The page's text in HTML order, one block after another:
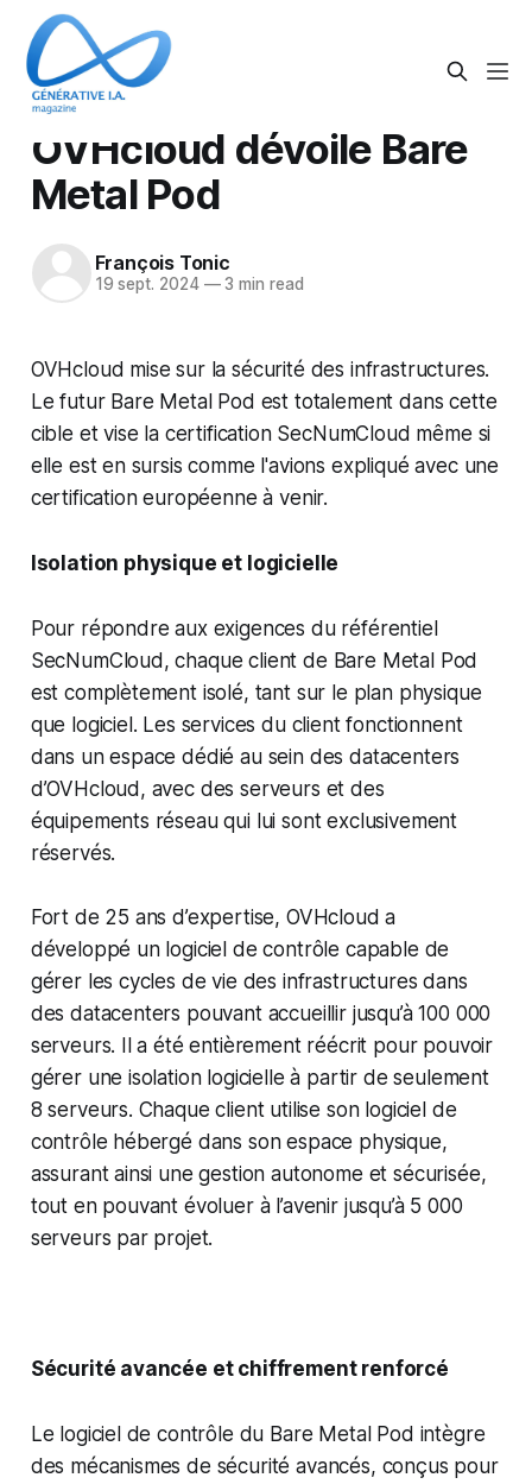
OVHcloud dévoile Bare
Metal Pod
François Tonic
19 sept. 2024 —3 min read
OVHcloud mise sur la sécurité des infrastructures.
Le futur Bare Metal Pod est totalement dans cette
cible et vise la certification SecNumCloud même si
elle est en sursis comme l'avions expliqué avec une
certification européenne à venir.
Isolation physique et logicielle
Pour répondre aux exigences du référentiel
SecNumCloud, chaque client de Bare Metal Pod
est complètement isolé, tant sur le plan physique
que logiciel. Les services du client fonctionnent
dans un espace dédié au sein des datacenters
d’OVHcloud, avec des serveurs et des
équipements réseau qui lui sont exclusivement
réservés.
Fort de 25 ans d’expertise, OVHcloud a
développé un logiciel de contrôle capable de
gérer les cycles de vie des infrastructures dans
des datacenters pouvant accueillir jusqu’à 100 000
serveurs. Il a été entièrement réécrit pour pouvoir
gérer une isolation logicielle à partir de seulement
8 serveurs. Chaque client utilise son logiciel de
contrôle hébergé dans son espace physique,
assurant ainsi une gestion autonome et sécurisée,
tout en pouvant évoluer à l’avenir jusqu’à 5 000
serveurs par projet.
Sécurité avancée et chiffrement renforcé
Le logiciel de contrôle du Bare Metal Pod intègre
des mécanismes de sécurité avancés, conçus pour